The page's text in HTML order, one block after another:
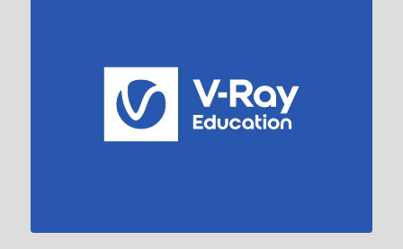
教育單位適用授權/學生身份適用授權
（需有半年有效學生身份證明文件）